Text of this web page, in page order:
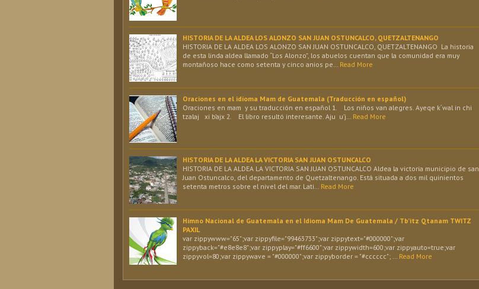
HISTORIA DE LA ALDEA LOS ALONZO SAN JUAN OSTUNCALCO, QUETZALTENANGO
HISTORIA DE LA ALDEA LOS ALONZO SAN JUAN OSTUNCALCO, QUETZALTENANGO La historia
de esta linda aldea llamado “Los Alonzo”, los abuelos cuentan que la comunidad era muy
montañoso hace como setenta y cinco anios pe… Read More
Oraciones en el idioma Mam de Guatemala (Traducción en español)
Oraciones en mam y su traducción en español 1. Los niños van alegres. Ayeqe k´wal in chi
tzalaj xi b’ajx 2. El libro resultó interesante. Aju u’j… Read More
HISTORIA DE LA ALDEA LA VICTORIA SAN JUAN OSTUNCALCO
HISTORIA DE LA ALDEA LA VICTORIA SAN JUAN OSTUNCALCO Aldea la victoria municipio de san
Juan Ostuncalco, del departamento de Quetzaltenango. Está situada a dos mil quinientos
setenta metros sobre el nivel del mar. Lati… Read More
Himno Nacional de Guatemala en el Idioma Mam De Guatemala / Tb’itz Qtanam TWITZ
PAXIL
var zippywww="65";var zippyfile="99463733";var zippytext="#000000";var
zippyback="#e8e8e8";var zippyplay="#ff6600";var zippywidth=600;var zippyauto=true;var
zippyvol=80;var zippywave = "#000000";var zippyborder = "#cccccc"; … Read More